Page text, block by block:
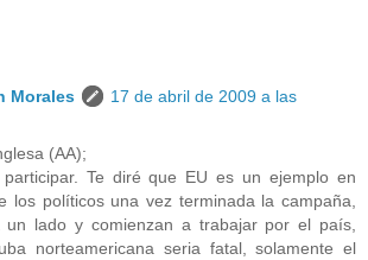
Morales
17 de abril de 2009 a las
(AA);
Te diré que EU es un ejemplo en
los políticos una vez terminada la campaña,
un lado y comienzan a trabajar por el país,
norteamericana seria fatal, solamente el